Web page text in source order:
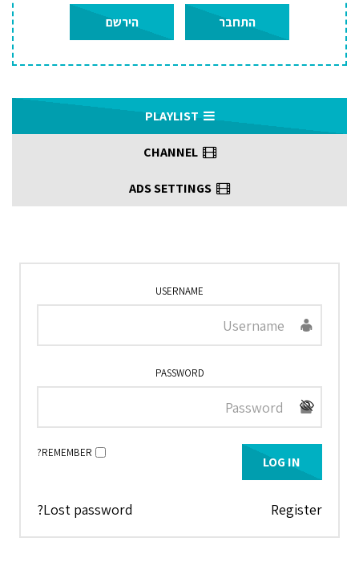
התחבר הירשם
CHANNEL
USERNAME
PASSWORD
REMEMBER?
Lost password? Register